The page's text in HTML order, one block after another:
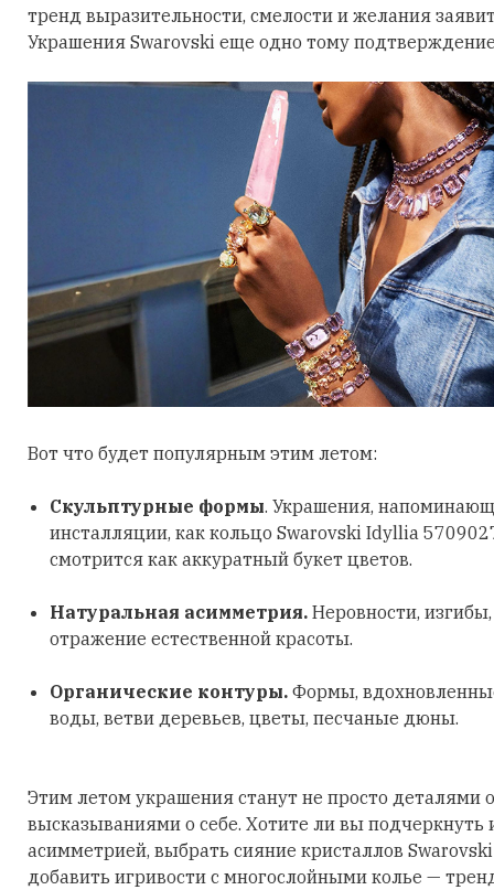
тренд выразительности, смелости и желания
Украшения Swarovski еще одно тому
Вот что будет популярным этим летом:
Скульптурные формы. Украшения,
инсталляции, как кольцо Swarovski Idyllia
смотрится как аккуратный букет цветов.
Натуральная асимметрия. Неровности,
отражение естественной красоты.
Органические контуры. Формы,
воды, ветви деревьев, цветы, песчаные дюны.
Этим летом украшения станут не просто деталями
высказываниями о себе. Хотите ли вы подчеркнуть
асимметрией, выбрать сияние кристаллов
добавить игривости с многослойными колье —